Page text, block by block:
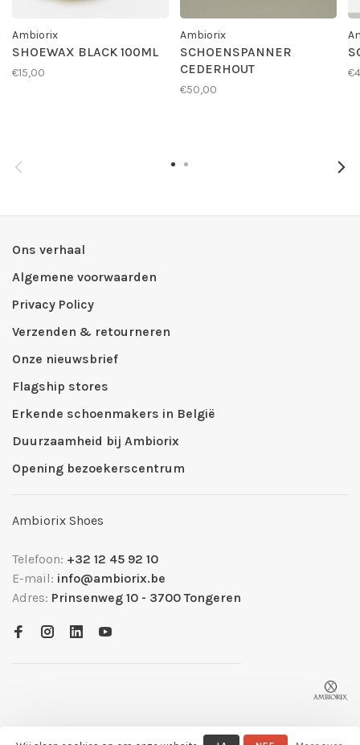
Ambiorix
SHOEWAX BLACK 100ML
€15,00
Ambiorix
SCHOENSPANNER
CEDERHOUT
€50,00
Ons verhaal
Algemene voorwaarden
Privacy Policy
Verzenden & retourneren
Onze nieuwsbrief
Flagship stores
Erkende schoenmakers in België
Duurzaamheid bij Ambiorix
Opening bezoekerscentrum
Ambiorix Shoes
Telefoon: +32 12 45 92 10
E-mail: info@ambiorix.be
Adres: Prinsenweg 10 - 3700 Tongeren